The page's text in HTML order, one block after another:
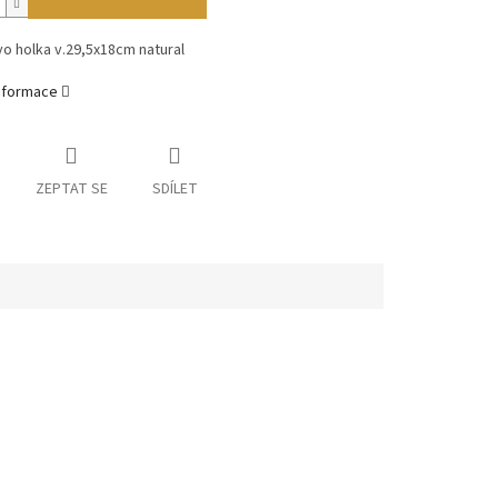
holka v.29,5x18cm natural
ZEPTAT SE SDÍLET